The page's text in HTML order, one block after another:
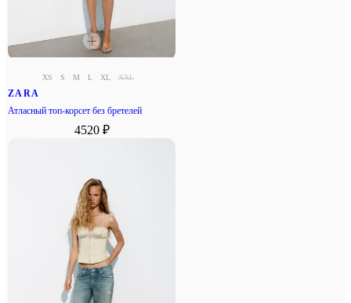
XS S M L XL XXL
ZARA
Атласный топ-корсет без бретелей
4520 ₽